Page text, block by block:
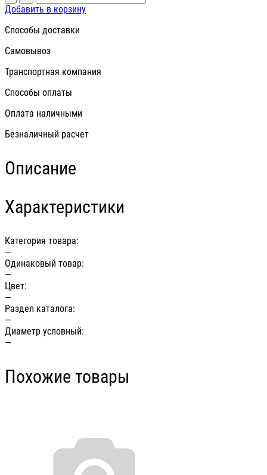
Добавить в корзину
Способы доставки
Самовывоз
Транспортная компания
Способы оплаты
Оплата наличными
Безналичный расчет
Описание
Характеристики
Категория товара:
—
Одинаковый товар:
—
Цвет:
—
Раздел каталога:
—
Диаметр условный:
—
Похожие товары